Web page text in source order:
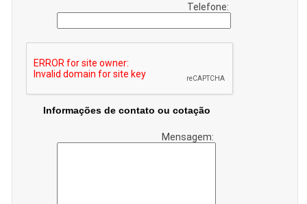
Telefone:
Informações de contato ou cotação
Mensagem: